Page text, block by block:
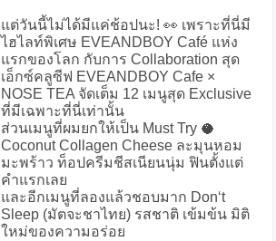
แต่วันนี้ไม่ได้มีแค่ช้อปนะ! 👀 เพราะที่นี่มี
ไฮไลท์พิเศษ EVEANDBOY Café แห่ง
แรกของโลก กับการ Collaboration สุด
เอ็กซ์คลูซีฟ EVEANDBOY Cafe ×
NOSE TEA จัดเต็ม 12 เมนูสุด Exclusive
ที่มีเฉพาะที่นี่เท่านั้น
ส่วนเมนูที่ผมยกให้เป็น Must Try 🥥
Coconut Collagen Cheese ละมุนหอม
มะพร้าว ท็อปครีมชีสเนียนนุ่ม ฟินตั้งแต่
คำแรกเลย
และอีกเมนูที่ลองแล้วชอบมาก Don‘t
Sleep (มัตจะชาไทย) รสชาติ เข้มข้น มิติ
ใหม่ของความอร่อย